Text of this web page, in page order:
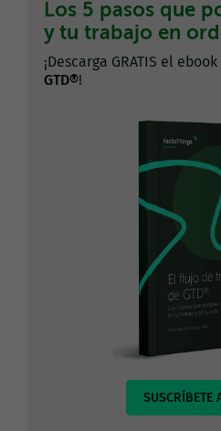
Los 5 pasos que
y tu trabajo en
¡Descarga GRATIS el ebook
GTD®!
SUSCRÍBETE